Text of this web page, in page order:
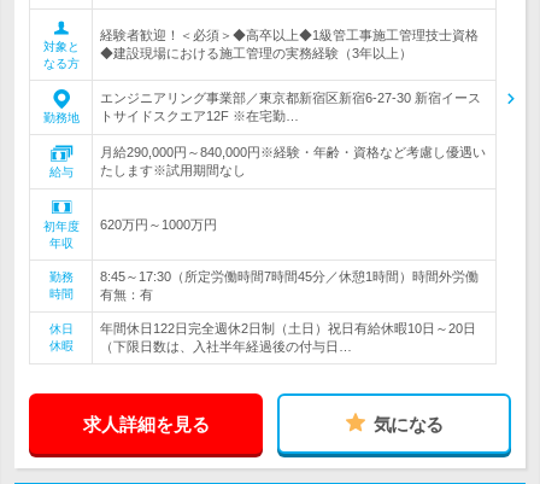
対象と
なる方
経験者歓迎！＜必須＞◆高卒以上◆1級管工事施工管理技士資格
◆建設現場における施工管理の実務経験（3年以上）
勤務地
エンジニアリング事業部／東京都新宿区新宿6-27-30 新宿イース
トサイドスクエア12F ※在宅勤…
給与
月給290,000円～840,000円※経験・年齢・資格など考慮し優遇い
たします※試用期間なし
初年度
年収
620万円～1000万円
勤務
時間
8:45～17:30（所定労働時間7時間45分／休憩1時間）時間外労働
有無：有
休日
休暇
年間休日122日完全週休2日制（土日）祝日有給休暇10日～20日
（下限日数は、入社半年経過後の付与日…
求人詳細を見る 気になる